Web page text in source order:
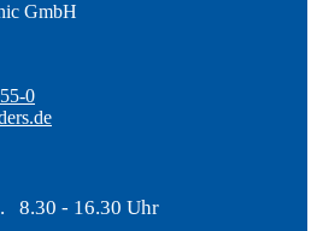
GmbH
0
8.30 - 16.30 Uhr